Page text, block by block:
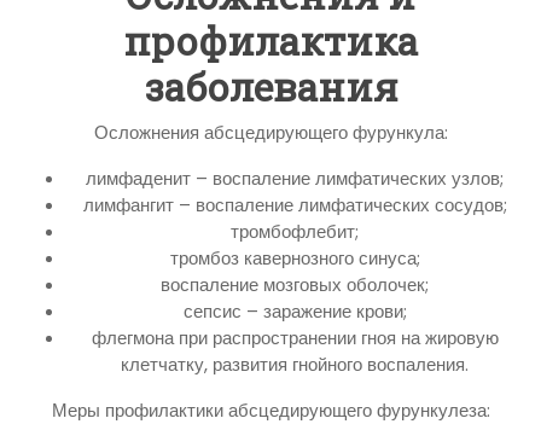
профилактика
заболевания
Осложнения абсцедирующего фурункула:
лимфаденит – воспаление лимфатических узлов;
лимфангит – воспаление лимфатических сосудов;
тромбофлебит;
тромбоз кавернозного синуса;
воспаление мозговых оболочек;
сепсис – заражение крови;
флегмона при распространении гноя на жировую
клетчатку, развития гнойного воспаления.
Меры профилактики абсцедирующего фурункулеза: